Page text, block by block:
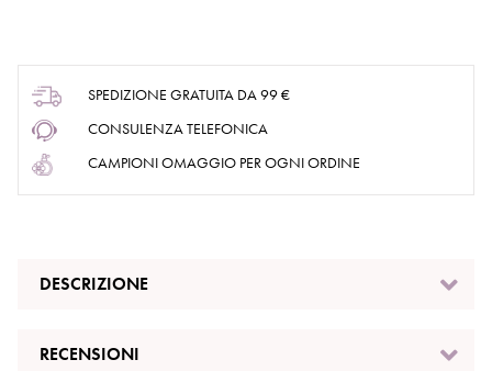
SPEDIZIONE GRATUITA DA 99 €
CONSULENZA TELEFONICA
CAMPIONI OMAGGIO PER OGNI ORDINE
DESCRIZIONE
RECENSIONI